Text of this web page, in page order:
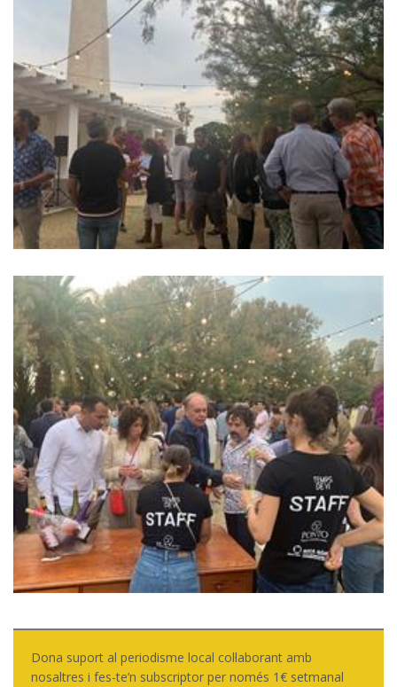
Dona suport al periodisme local col·laborant amb
nosaltres i fes-te’n subscriptor per només 1€ setmanal